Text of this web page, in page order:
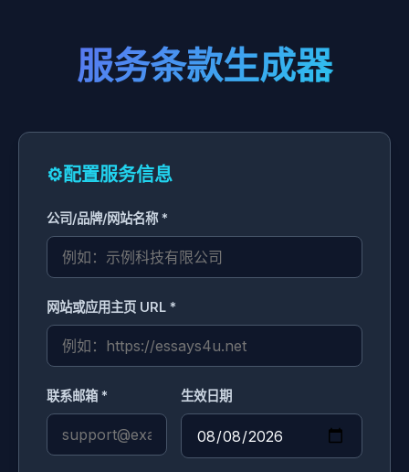
服务条款生成器
⚙️配置服务信息
公司/品牌/网站名称 *
网站或应用主页 URL *
联系邮箱 * 生效日期